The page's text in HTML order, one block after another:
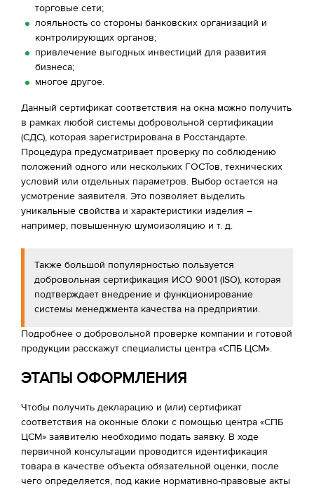
торговые сети;
лояльность со стороны банковских организаций и
контролирующих органов;
привлечение выгодных инвестиций для развития
бизнеса;
многое другое.
Данный сертификат соответствия на окна можно получить
в рамках любой системы добровольной сертификации
(СДС), которая зарегистрирована в Росстандарте.
Процедура предусматривает проверку по соблюдению
положений одного или нескольких ГОСТов, технических
условий или отдельных параметров. Выбор остается на
усмотрение заявителя. Это позволяет выделить
уникальные свойства и характеристики изделия –
например, повышенную шумоизоляцию и т. д.
Также большой популярностью пользуется
добровольная сертификация ИСО 9001 (ISO), которая
подтверждает внедрение и функционирование
системы менеджмента качества на предприятии.
Подробнее о добровольной проверке компании и готовой
продукции расскажут специалисты центра «СПБ ЦСМ».
ЭТАПЫ ОФОРМЛЕНИЯ
Чтобы получить декларацию и (или) сертификат
соответствия на оконные блоки с помощью центра «СПБ
ЦСМ» заявителю необходимо подать заявку. В ходе
первичной консультации проводится идентификация
товара в качестве объекта обязательной оценки, после
чего определяется, под какие нормативно-правовые акты